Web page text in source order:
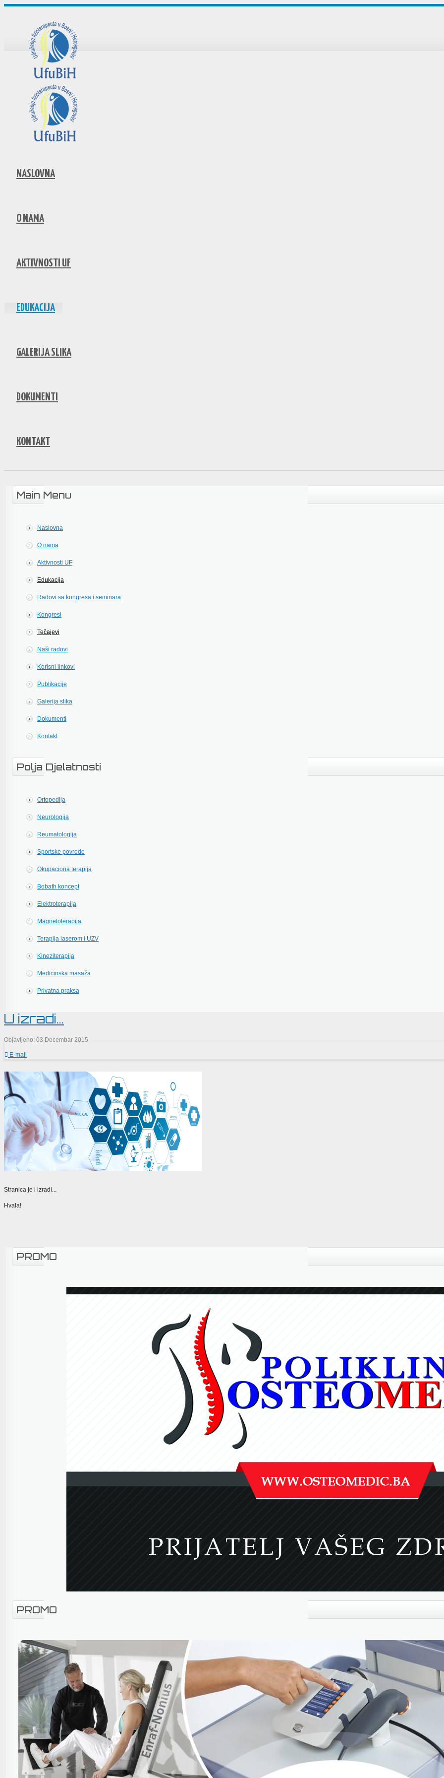
NASLOVNA
O NAMA
AKTIVNOSTI UF
EDUKACIJA
GALERIJA SLIKA
DOKUMENTI
KONTAKT
Main Menu
Naslovna
O nama
Aktivnosti UF
Edukacija
Radovi sa kongresa i seminara
Kongresi
Tečajevi
Naši radovi
Korisni linkovi
Publikacije
Galerija slika
Dokumenti
Kontakt
Polja Djelatnosti
Ortopedija
Neurologija
Reumatologija
Sportske povrede
Okupaciona terapija
Bobath koncept
Elektroterapija
Magnetoterapija
Terapija laserom i UZV
Kineziterapija
Medicinska masaža
Privatna praksa
U izradi...
Objavljeno: 03 Decembar 2015
E-mail
Stranica je i izradi...
Hvala!
PROMO
PROMO